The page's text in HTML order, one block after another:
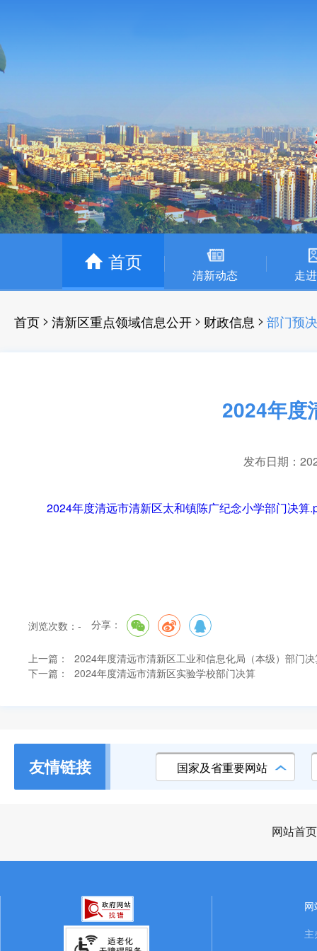
首页
清新动态 走
首页 > 清新区重点领域信息公开 > 财政信息 > 部门预
2024年度
发布日期：
2024年度清远市清新区太和镇陈广纪念小学部门决算
浏览次数： - 分享：
上一篇：
2024年度清远市清新区工业和信息化局（本级）部门
下一篇：
2024年度清远市清新区实验学校部门决算
友情链接 国家及省重要网站
网站首页